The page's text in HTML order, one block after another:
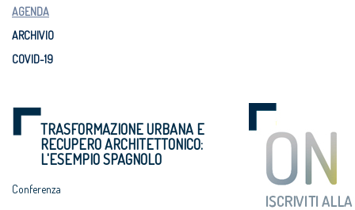
AGENDA
ARCHIVIO
COVID-19
TRASFORMAZIONE URBANA E
RECUPERO ARCHITETTONICO:
L'ESEMPIO SPAGNOLO
Conferenza